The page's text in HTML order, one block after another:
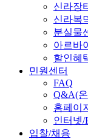
신라장
신라복
분실물
아르바
할인혜
민원센터
FAQ
Q&A(
홈페이
인터넷/
입찰/채용